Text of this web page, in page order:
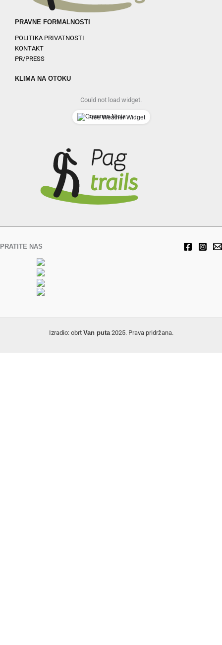
PRAVNE FORMALNOSTI
POLITIKA PRIVATNOSTI
KONTAKT
PR/PRESS
KLIMA NA OTOKU
Could not load widget.
Free Weather Widget
PRATITE NAS
Izradio: obrt Van puta2025. Prava pridržana.